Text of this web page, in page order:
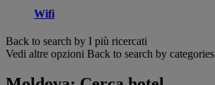
Wifi
Back to search by I più ricercati
Vedi altre opzioni Back to search by categories